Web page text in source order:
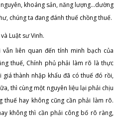
khoáng sản, năng lượng…dường
chúng ta đang đánh thuế chồng thuế.
Luật sư Vinh.
vẫn liên quan đến tính minh bạch của
thuế, Chính phủ phải làm rõ là thực
thành nhập khẩu đã có thuế đó rồi,
thì cùng một nguyên liệu lại phải chịu
thuế hay không cũng cần phải làm rõ.
không thì cần phải công bố rõ ràng,